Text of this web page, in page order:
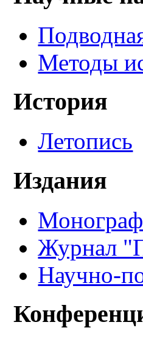
Методы
История
Летопись
Издания
Журнал
Научно-